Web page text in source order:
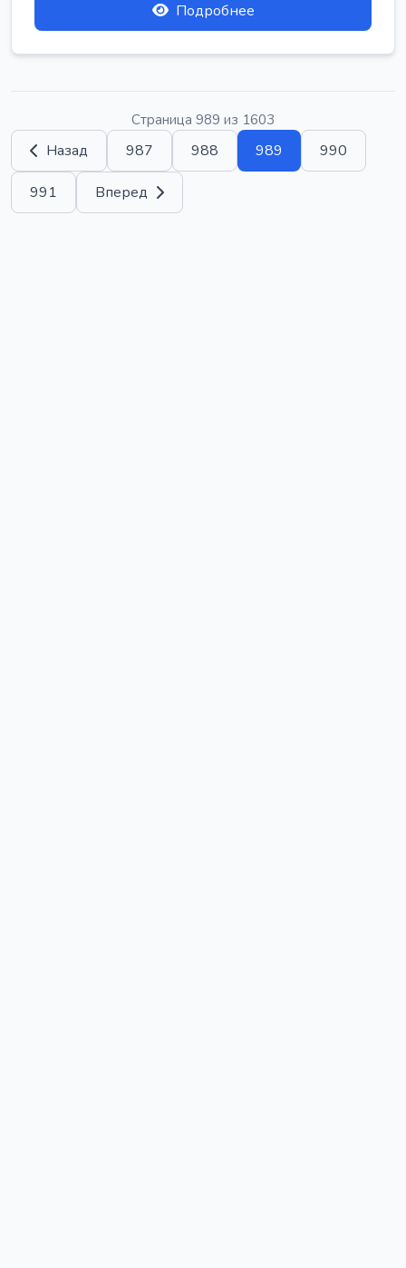
Подробнее
Страница 989 из 1603
Назад 987 988 989 990
991 Вперед